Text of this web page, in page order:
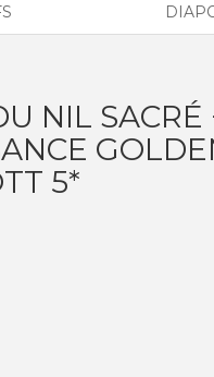
NIL
5*